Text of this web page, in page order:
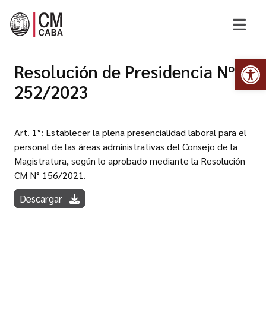
Resolución de Presidencia Nº
252/2023
Art. 1°: Establecer la plena presencialidad laboral para el
personal de las áreas administrativas del Consejo de la
Magistratura, según lo aprobado mediante la Resolución
CM N° 156/2021.
Descargar